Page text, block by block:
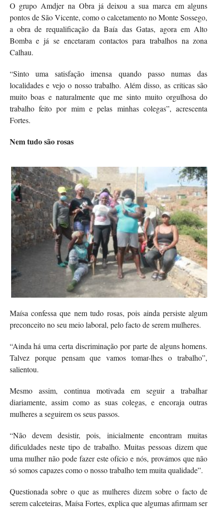
O grupo Amdjer na Obra já deixou a sua marca em alguns
pontos de São Vicente, como o calcetamento no Monte Sossego,
a obra de requalificação da Baía das Gatas, agora em Alto
Bomba e já se encetaram contactos para trabalhos na zona
Calhau.
“Sinto uma satisfação imensa quando passo numas das
localidades e vejo o nosso trabalho. Além disso, as críticas são
muito boas e naturalmente que me sinto muito orgulhosa do
trabalho feito por mim e pelas minhas colegas”, acrescenta
Fortes.
Nem tudo são rosas
Maísa confessa que nem tudo rosas, pois ainda persiste algum
preconceito no seu meio laboral, pelo facto de serem mulheres.
“Ainda há uma certa discriminação por parte de alguns homens.
Talvez porque pensam que vamos tomar-lhes o trabalho”,
salientou.
Mesmo assim, continua motivada em seguir a trabalhar
diariamente, assim como as suas colegas, e encoraja outras
mulheres a seguirem os seus passos.
“Não devem desistir, pois, inicialmente encontram muitas
dificuldades neste tipo de trabalho. Muitas pessoas dizem que
uma mulher não pode fazer este ofício e nós, provámos que não
só somos capazes como o nosso trabalho tem muita qualidade”.
Questionada sobre o que as mulheres dizem sobre o facto de
serem calceteiras, Maísa Fortes, explica que algumas afirmam ser